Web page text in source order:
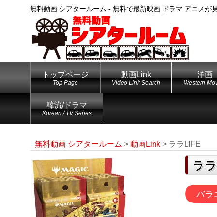
無料動画 シアタールーム - 無料で最新映画 ドラマ アニメが
トップページ
Top Page
動画Link
Video Link Search
洋画
Western
韓流/ドラマ
Korean / TV Series
無料動画 シアタールーム > 動画Link > ララLIFE
ラ
バラ